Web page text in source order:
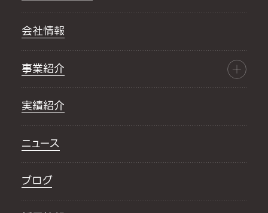
会社情報
事業紹介
実績紹介
ニュース
ブログ